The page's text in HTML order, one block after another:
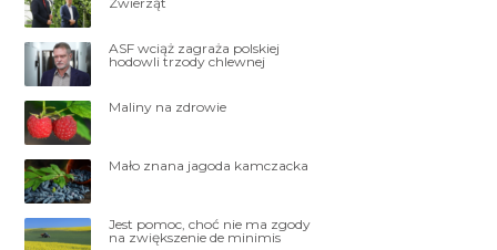
ASF wciąż zagraża polskiej
hodowli trzody chlewnej
Maliny na zdrowie
Mało znana jagoda kamczacka
Jest pomoc, choć nie ma zgody
na zwiększenie de minimis